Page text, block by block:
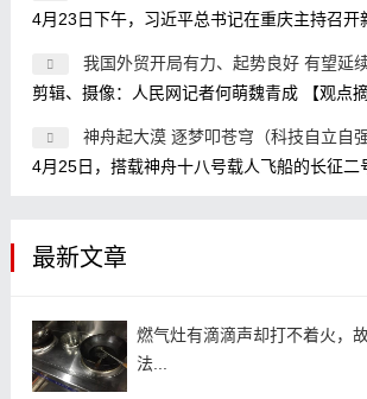
我国外贸开局有力、起势良好 有望延
神舟起大漠 逐梦叩苍穹（科技自立自强
最新文章
燃气灶有滴滴声却打不着火，
法...